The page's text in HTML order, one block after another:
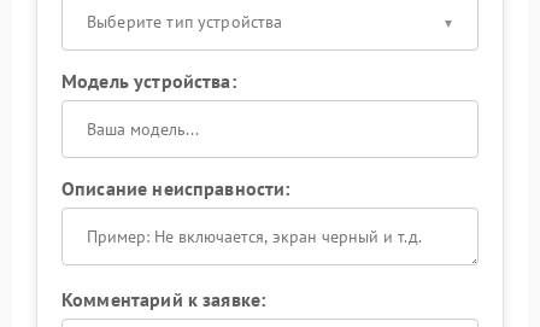
Выберите тип устройства
Модель устройства:
Описание неисправности:
Комментарий к заявке: